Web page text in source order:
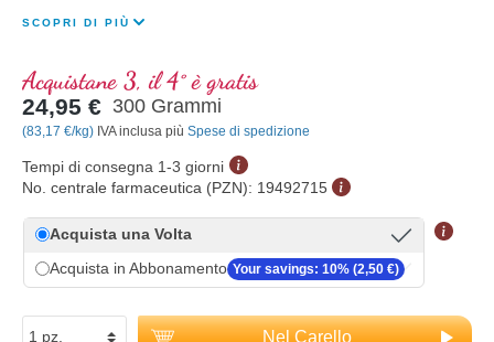
SCOPRI DI PIÙ
Acquistane 3, il 4° è gratis
24,95 € 300 Grammi
(83,17 €/kg) IVA inclusa più Spese di spedizione
Tempi di consegna 1-3 giorni
No. centrale farmaceutica (PZN): 19492715
Acquista una Volta
Acquista in Abbonamento Your savings: 10% (2,50 €)
Nel Carello